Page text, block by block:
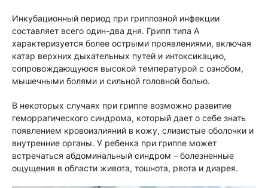
Инкубационный период при гриппозной инфекции
составляет всего один-два дня. Грипп типа А
характеризуется более острыми проявлениями, включая
катар верхних дыхательных путей и интоксикацию,
сопровождающуюся высокой температурой с ознобом,
мышечными болями и сильной головной болью.
В некоторых случаях при гриппе возможно развитие
геморрагического синдрома, который дает о себе знать
появлением кровоизлияний в кожу, слизистые оболочки и
внутренние органы. У ребенка при гриппе может
встречаться абдоминальный синдром – болезненные
ощущения в области живота, тошнота, рвота и диарея.